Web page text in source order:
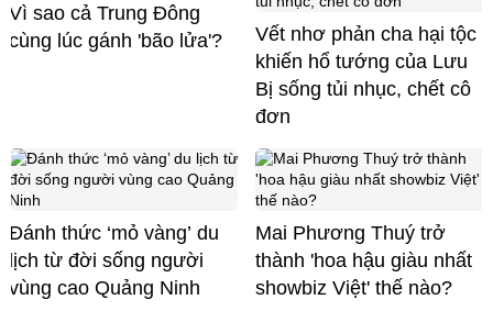
Vì sao cả Trung Đông
cùng lúc gánh 'bão lửa'?
Vết nhơ phản cha hại tộc
khiến hổ tướng của Lưu
Bị sống tủi nhục, chết cô
đơn
Đánh thức ‘mỏ vàng’ du
lịch từ đời sống người
vùng cao Quảng Ninh
Mai Phương Thuý trở
thành 'hoa hậu giàu nhất
showbiz Việt' thế nào?